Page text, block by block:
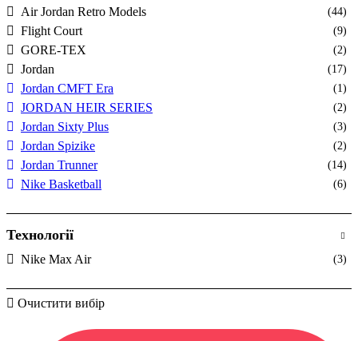
Air Jordan Retro Models (44)
Flight Court (9)
GORE-TEX (2)
Jordan (17)
Jordan CMFT Era (1)
JORDAN HEIR SERIES (2)
Jordan Sixty Plus (3)
Jordan Spizike (2)
Jordan Trunner (14)
Nike Basketball (6)
Технології
Nike Max Air (3)
Очистити вибір